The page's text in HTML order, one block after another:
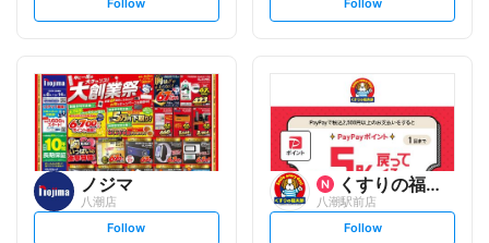
t
l
o
w
Follow
t
w
Follow
ノジマ
八潮店
s
Follow
くすりの福太郎
八潮駅前店
s
Follow